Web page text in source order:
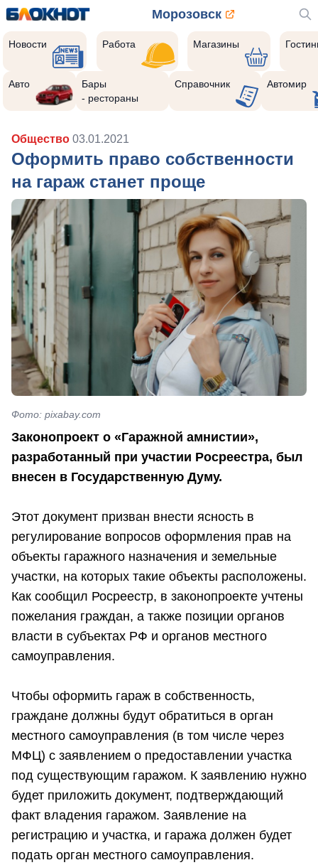
Морозовск
Новости Работа Магазины
Авто
Бары
- рестораны
Справочник Автомир
Общество 03.01.2021
Оформить право собственности
на гараж станет проще
Фото: pixabay.com
Законопроект о «Гаражной амнистии»,
разработанный при участии Росреестра, был
внесен в Государственную Думу.
Этот документ призван внести ясность в
регулирование вопросов оформления прав на
объекты гаражного назначения и земельные
участки, на которых такие объекты расположены.
Как сообщил Росреестр, в законопроекте учтены
пожелания граждан, а также позиции органов
власти в субъектах РФ и органов местного
самоуправления.
Чтобы оформить гараж в собственность,
граждане должны будут обратиться в орган
местного самоуправления (в том числе через
МФЦ) с заявлением о предоставлении участка
под существующим гаражом. К заявлению нужно
будет приложить документ, подтверждающий
факт владения гаражом. Заявление на
регистрацию и участка, и гаража должен будет
подать орган местного самоуправления.